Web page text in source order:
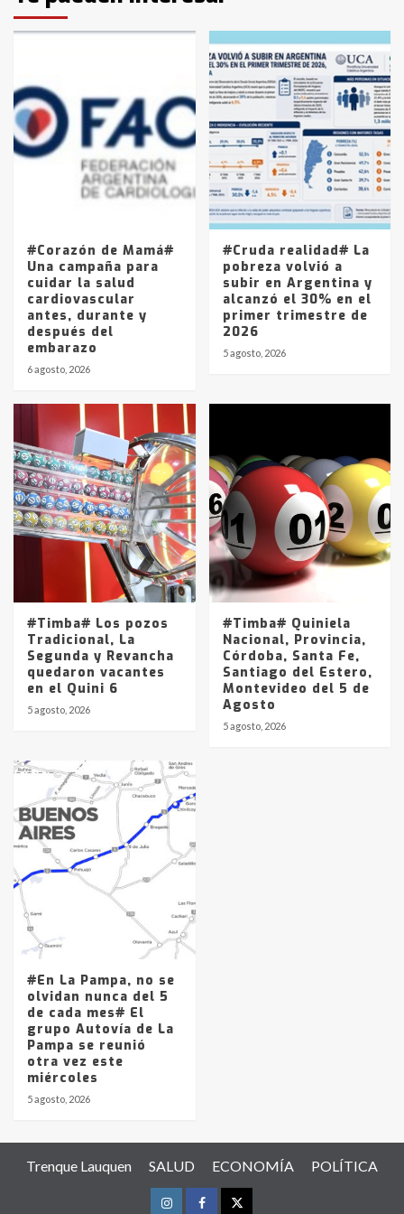
3
en la mañana del lunes
4
Accidente en Ruta 5: falleció un
joven de Trenque Lauquen
Los precios de los combustibles en
La Pampa, desde YPF hasta Axion
entre 857 a 1338 pesos
#Corazón de Mamá#
Una campaña para
cuidar la salud
cardiovascular
antes, durante y
después del
embarazo
6 agosto, 2026
#Cruda realidad# La
pobreza volvió a
subir en Argentina y
alcanzó el 30% en el
primer trimestre de
2026
5 agosto, 2026
#Timba# Los pozos
Tradicional, La
Segunda y Revancha
quedaron vacantes
en el Quini 6
5 agosto, 2026
#Timba# Quiniela
Nacional, Provincia,
Córdoba, Santa Fe,
Santiago del Estero,
Montevideo del 5 de
Agosto
5 agosto, 2026
#En La Pampa, no se
olvidan nunca del 5
de cada mes# El
grupo Autovía de La
Pampa se reunió
otra vez este
miércoles
5 agosto, 2026
Trenque Lauquen SALUD ECONOMÍA POLÍTICA